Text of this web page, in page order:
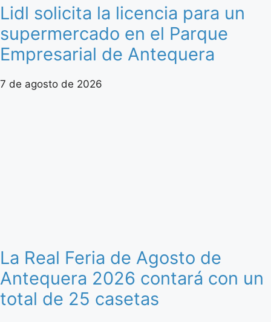
Lidl solicita la licencia para un
supermercado en el Parque
Empresarial de Antequera
7 de agosto de 2026
La Real Feria de Agosto de
Antequera 2026 contará con un
total de 25 casetas